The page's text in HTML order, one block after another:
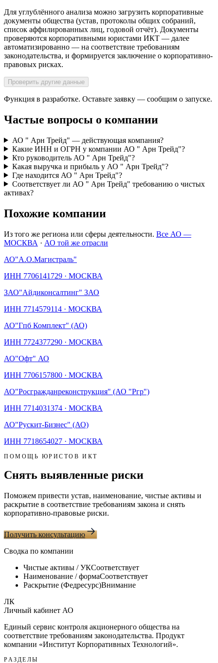
Для углублённого анализа можно загрузить корпоративные
документы общества (устав, протоколы общих собраний,
список аффилированных лиц, годовой отчёт). Документы
проверяются корпоративными юристами ИКТ — далее
автоматизированно — на соответствие требованиям
законодательства, и формируется заключение о корпоративно-
правовых рисках.
Проверить другие данные
Функция в разработке. Оставьте заявку — сообщим о запуске.
Частые вопросы о компании
АО " Арн Трейд" — действующая компания?
Какие ИНН и ОГРН у компании АО " Арн Трейд"?
Кто руководитель АО " Арн Трейд"?
Какая выручка и прибыль у АО " Арн Трейд"?
Где находится АО " Арн Трейд"?
Соответствует ли АО " Арн Трейд" требованию о чистых
активах?
Похожие компании
Из того же региона или сферы деятельности. Все АО —
МОСКВА · АО той же отрасли
АО"А.О.Магистраль"
ИНН 7706141729 · МОСКВА
ЗАО"Айдиконсалтинг" ЗАО
ИНН 7714579114 · МОСКВА
АО"Гпб Комплект" (АО)
ИНН 7724377290 · МОСКВА
АО"Офт" АО
ИНН 7706157800 · МОСКВА
АО"Росгражданреконструкция" (АО "Ргр")
ИНН 7714031374 · МОСКВА
АО"Рускит-Бизнес" (АО)
ИНН 7718654027 · МОСКВА
ПОМОЩЬ ЮРИСТОВ ИКТ
Снять выявленные риски
Поможем привести устав, наименование, чистые активы и
раскрытие в соответствие требованиям закона и снять
корпоративно-правовые риски.
Получить консультацию
Сводка по компании
Чистые активы / УКСоответствует
Наименование / формаСоответствует
Раскрытие (Федресурс)Внимание
ЛК
Личный кабинет АО
Единый сервис контроля акционерного общества на
соответствие требованиям законодательства. Продукт
компании «Институт Корпоративных Технологий».
РАЗДЕЛЫ